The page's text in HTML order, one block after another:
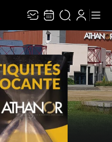
en vous abonnant à
:
pour la gestion de votre
. Vous pouvez retirer votre
plus, consultez notre